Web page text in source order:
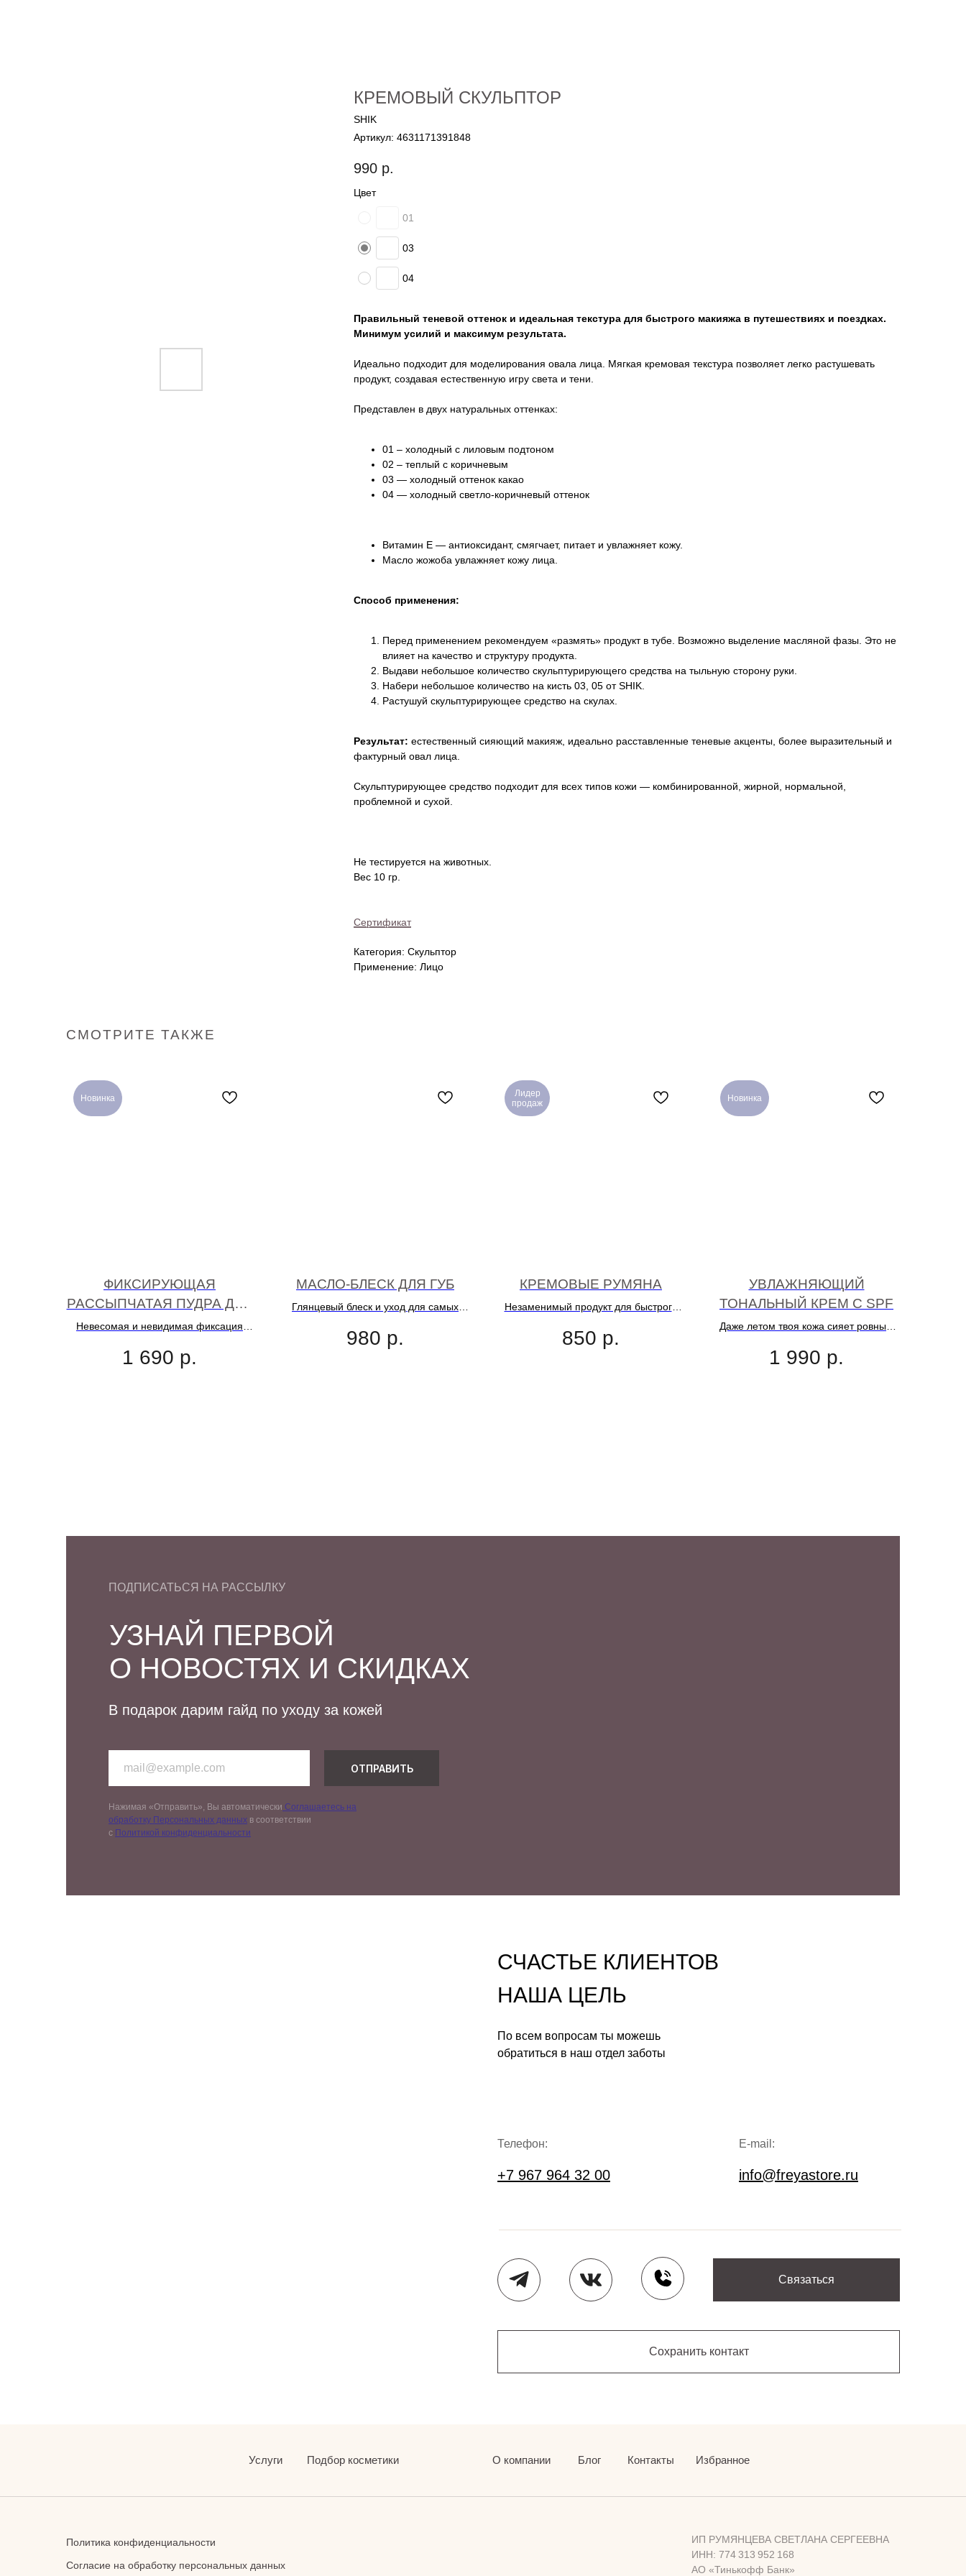
КРЕМОВЫЙ СКУЛЬПТОР
SHIK
Артикул: 4631171391848
990 р.
Цвет
01
03
04
Правильный теневой оттенок и идеальная текстура для быстрого макияжа в путешествиях и поездках.
Минимум усилий и максимум результата.
Идеально подходит для моделирования овала лица. Мягкая кремовая текстура позволяет легко растушевать
продукт, создавая естественную игру света и тени.
Представлен в двух натуральных оттенках:
01 – холодный с лиловым подтоном
02 – теплый с коричневым
03 — холодный оттенок какао
04 — холодный светло-коричневый оттенок
Витамин Е — антиоксидант, смягчает, питает и увлажняет кожу.
Масло жожоба увлажняет кожу лица.
Способ применения:
Перед применением рекомендуем «размять» продукт в тубе. Возможно выделение масляной фазы. Это не
влияет на качество и структуру продукта.
Выдави небольшое количество скульптурирующего средства на тыльную сторону руки.
Набери небольшое количество на кисть 03, 05 от SHIK.
Растушуй скульптурирующее средство на скулах.
Результат: естественный сияющий макияж, идеально расставленные теневые акценты, более выразительный и
фактурный овал лица.
Скульптурирующее средство подходит для всех типов кожи — комбинированной, жирной, нормальной,
проблемной и сухой.
Не тестируется на животных.
Вес 10 гр.
Сертификат
Категория: Скульптор
Применение: Лицо
СМОТРИТЕ ТАКЖЕ
Новинка
ФИКСИРУЮЩАЯ
РАССЫПЧАТАЯ ПУДРА ДЛЯ
ЛИЦА
Невесомая и невидимая фиксация
1 690 р.
МАСЛО-БЛЕСК ДЛЯ ГУБ
Глянцевый блеск и уход для самых
980 р.
Лидер
продаж
КРЕМОВЫЕ РУМЯНА
Незаменимый продукт для быстрого
румянец будет максимально
естественным, а образ свежим.
850 р.
Новинка
УВЛАЖНЯЮЩИЙ
ТОНАЛЬНЫЙ КРЕМ С SPF
Даже летом твоя кожа сияет ровным
1 990 р.
ПОДПИСАТЬСЯ НА РАССЫЛКУ
УЗНАЙ ПЕРВОЙ
О НОВОСТЯХ И СКИДКАХ
В подарок дарим гайд по уходу за кожей
ОТПРАВИТЬ
Нажимая «Отправить», Вы автоматически Соглашаетесь на
обработку Персональных данных в соответствии
с Политикой конфиденциальности
СЧАСТЬЕ КЛИЕНТОВ
НАША ЦЕЛЬ
По всем вопросам ты можешь
обратиться в наш отдел заботы
Телефон:
+7 967 964 32 00
E-mail:
info@freyastore.ru
Связаться
Сохранить контакт
Услуги Подбор косметики О компании Блог Контакты Избранное
ИП РУМЯНЦЕВА СВЕТЛАНА СЕРГЕЕВНА
ИНН: 774 313 952 168
АО «Тинькофф Банк»
Политика конфиденциальности
Согласие на обработку персональных данных